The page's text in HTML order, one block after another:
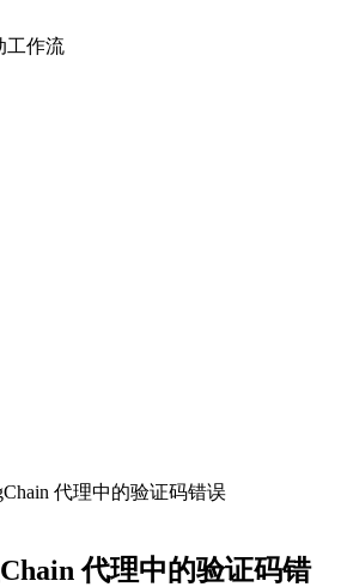
工作流
代理中的验证码错误
代理中的验证码错